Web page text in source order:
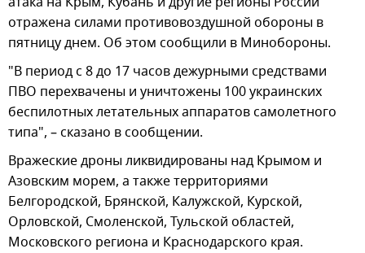
отражена силами противовоздушной обороны в
пятницу днем. Об этом сообщили в Минобороны.
"В период с 8 до 17 часов дежурными средствами
ПВО перехвачены и уничтожены 100 украинских
беспилотных летательных аппаратов самолетного
типа", – сказано в сообщении.
Вражеские дроны ликвидированы над Крымом и
Азовским морем, а также территориями
Белгородской, Брянской, Калужской, Курской,
Орловской, Смоленской, Тульской областей,
Московского региона и Краснодарского края.